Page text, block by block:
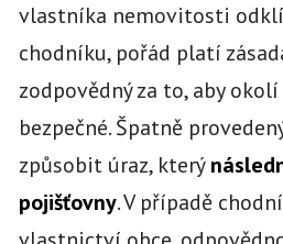
vlastníka nemovitosti
chodníku, pořád platí
zodpovědný za to, aby
bezpečné. Špatně
způsobit úraz, který
pojišťovny. V případě